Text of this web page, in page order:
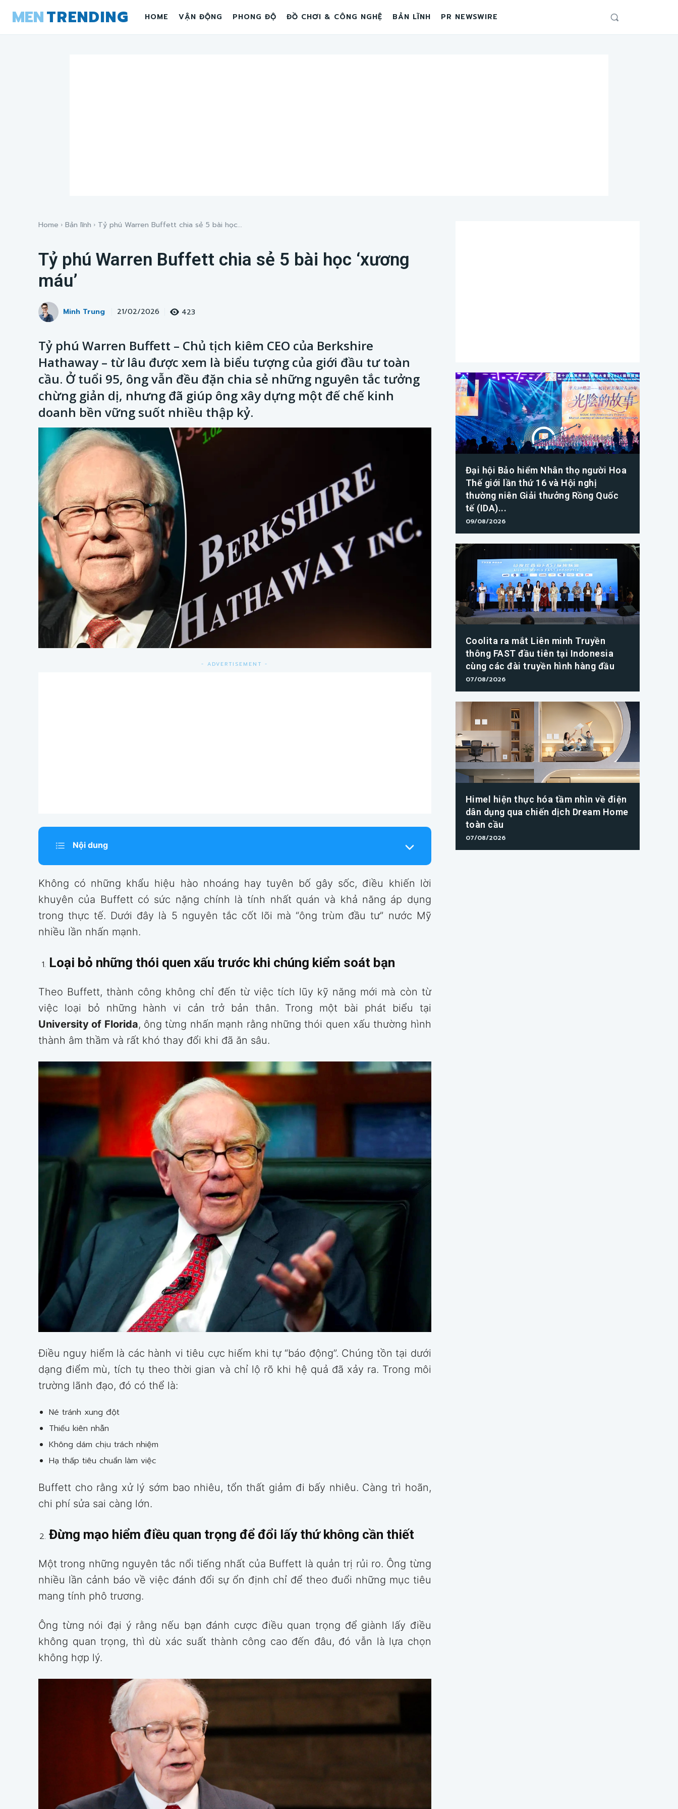
MENTRENDING HOME VẬN ĐỘNG PHONG ĐỘ ĐỒ CHƠI & CÔNG NGHỆ BẢN LĨNH PR NEWSWIRE
Home Bản lĩnh Tỷ phú Warren Buffett chia sẻ 5 bài học...
Tỷ phú Warren Buffett chia sẻ 5 bài học ‘xương
máu’
Minh Trung 21/02/2026 423
Tỷ phú Warren Buffett – Chủ tịch kiêm CEO của Berkshire
Hathaway – từ lâu được xem là biểu tượng của giới đầu tư toàn
cầu. Ở tuổi 95, ông vẫn đều đặn chia sẻ những nguyên tắc tưởng
chừng giản dị, nhưng đã giúp ông xây dựng một đế chế kinh
doanh bền vững suốt nhiều thập kỷ.
- ADVERTISEMENT -
Nội dung
Không có những khẩu hiệu hào nhoáng hay tuyên bố gây sốc, điều khiến lời
khuyên của Buffett có sức nặng chính là tính nhất quán và khả năng áp dụng
trong thực tế. Dưới đây là 5 nguyên tắc cốt lõi mà “ông trùm đầu tư” nước Mỹ
nhiều lần nhấn mạnh.
Loại bỏ những thói quen xấu trước khi chúng kiểm soát bạn
Theo Buffett, thành công không chỉ đến từ việc tích lũy kỹ năng mới mà còn từ
việc loại bỏ những hành vi cản trở bản thân. Trong một bài phát biểu tại
University of Florida, ông từng nhấn mạnh rằng những thói quen xấu thường hình
thành âm thầm và rất khó thay đổi khi đã ăn sâu.
Điều nguy hiểm là các hành vi tiêu cực hiếm khi tự “báo động”. Chúng tồn tại dưới
dạng điểm mù, tích tụ theo thời gian và chỉ lộ rõ khi hệ quả đã xảy ra. Trong môi
trường lãnh đạo, đó có thể là:
Né tránh xung đột
Thiếu kiên nhẫn
Không dám chịu trách nhiệm
Hạ thấp tiêu chuẩn làm việc
Buffett cho rằng xử lý sớm bao nhiêu, tổn thất giảm đi bấy nhiêu. Càng trì hoãn,
chi phí sửa sai càng lớn.
Đừng mạo hiểm điều quan trọng để đổi lấy thứ không cần thiết
Một trong những nguyên tắc nổi tiếng nhất của Buffett là quản trị rủi ro. Ông từng
nhiều lần cảnh báo về việc đánh đổi sự ổn định chỉ để theo đuổi những mục tiêu
mang tính phô trương.
Ông từng nói đại ý rằng nếu bạn đánh cược điều quan trọng để giành lấy điều
không quan trọng, thì dù xác suất thành công cao đến đâu, đó vẫn là lựa chọn
không hợp lý.
Đại hội Bảo hiểm Nhân thọ người Hoa
Thế giới lần thứ 16 và Hội nghị
thường niên Giải thưởng Rồng Quốc
tế (IDA)...
09/08/2026
Coolita ra mắt Liên minh Truyền
thông FAST đầu tiên tại Indonesia
cùng các đài truyền hình hàng đầu
07/08/2026
Himel hiện thực hóa tầm nhìn về điện
dân dụng qua chiến dịch Dream Home
toàn cầu
07/08/2026